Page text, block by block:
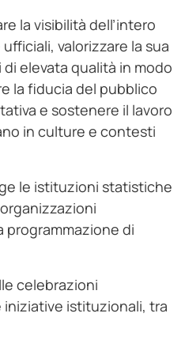
la visibilità dell’intero
valorizzare la sua
elevata qualità in modo
la fiducia del pubblico
e sostenere il lavoro
in culture e contesti
le istituzioni statistiche
di
celebrazioni
istituzionali, tra